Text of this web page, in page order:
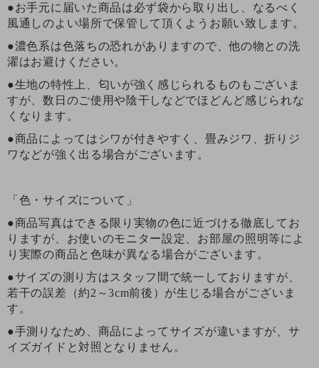
●お手元に届いた商品は必ず袋から取り出し、なるべく
風通しのよい場所で保管して頂くようお願い致します。
●濃色系は色落ちの恐れがありますので、他の物との洗
濯はお避けください。
●生地の特性上、匂いが強く感じられるものもございま
すが、数日のご使用や陰干しなどでほどんど感じられな
くなります。
●商品によってはシワが付きやすく、畳みジワ、折りジ
ワなどが強く出る場合がございます。
「色・サイズについて」
●商品写真はできる限り実物の色に近づける徹底してお
りますが、お使いのモニター設定、お部屋の照明等によ
り実際の商品と色味が異なる場合がございます。
●サイズの測り方はスタッフ間で統一しておりますが、
若干の誤差（約2～3cm前後）が生じる場合がございま
す。
●手測りなため、商品によってサイズが違いますが、サ
イズガイドと対照となりません。